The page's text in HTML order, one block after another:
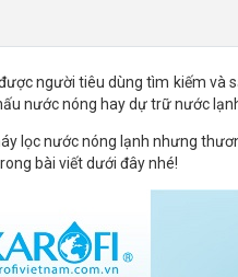
người tiêu dùng tìm kiếm và
nước nóng hay dự trữ nước
lọc nước nóng lạnh nhưng
bài viết dưới đây nhé!